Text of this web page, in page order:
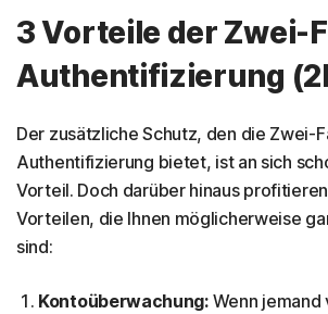
3 Vorteile der Zwei-
Authentifizierung
Der zusätzliche Schutz, den die Zwei-
Authentifizierung bietet, ist an sich
Vorteil. Doch darüber hinaus
Vorteilen, die Ihnen möglicherweise
sind:
Kontoüberwachung: Wenn jemand